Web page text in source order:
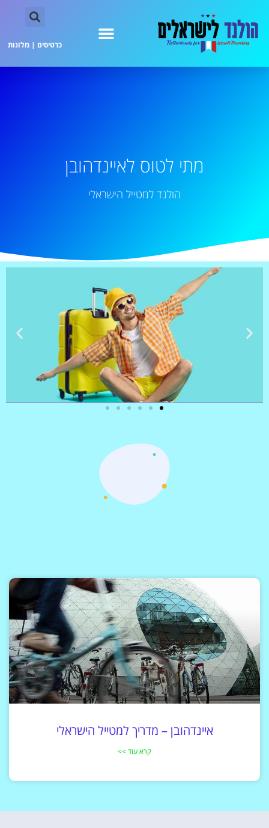
כרטיסים | מלונות
מתי לטוס לאיינדהובן
הולנד למטייל הישראלי
איינדהובן – מדריך למטייל הישראלי
קרא עוד >>